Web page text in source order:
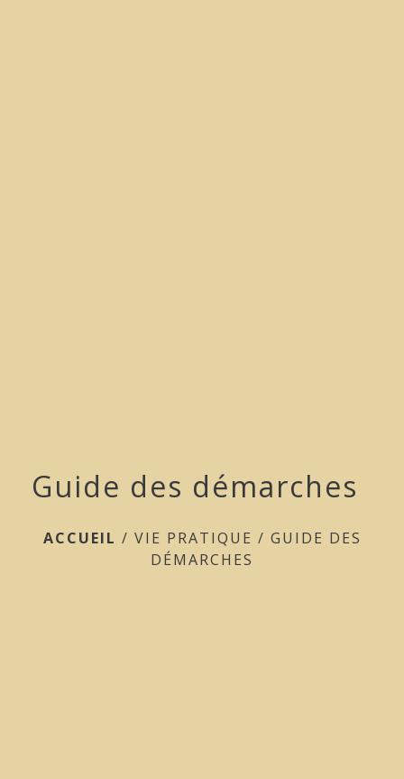
Guide des démarches
ACCUEIL / VIE PRATIQUE / GUIDE DES
DÉMARCHES